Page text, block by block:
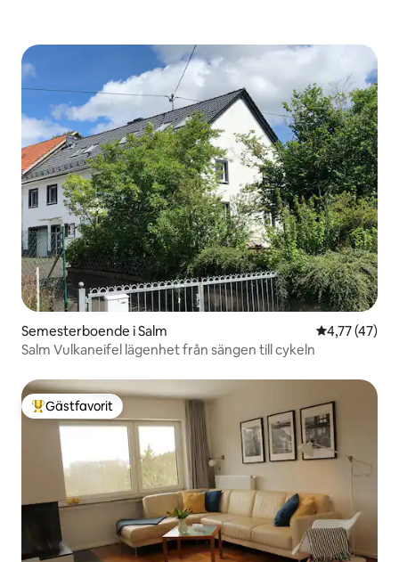
Semesterboende i Salm 4,77 av 5 i
4,77 (47)
Salm Vulkaneifel lägenhet från sängen till cykeln
Populär gästfavorit
Gästfavorit